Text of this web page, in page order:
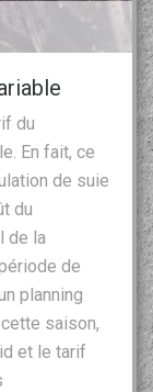
du
En fait, ce
de suie
du
de la
de
planning
saison,
et le tarif